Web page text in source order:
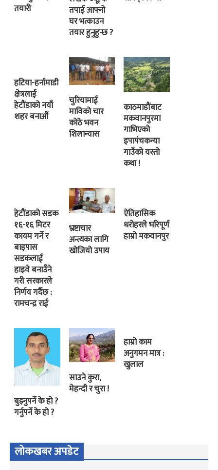
तयारी
तपाई आफ्नो
घर भत्काउन
तयार हुनुहुन्छ ?
हटिया-हर्नामाडी
क्षेत्रलाई
हेटौंडाको नयाँ
शहर बनाऔं
चुरियामाई
माविको चार
कोठे भवन
शिलान्यास
काठमाडौंबाट
मकवानपुरमा
गाभिएको
इपापंचकन्या
गाउँको यस्तो
कथा !
हेटौंडाको सडक
१६-१६ मिटर
कायम गर्ने र
बाइपास
सडकलाई
हाइवे बनाउँने
गरी सरकारले
निर्णय गर्दैछ :
रामचन्द्र राई
भ्रष्टाचार
अन्त्यका लागि
खोजियो उपाय
ऐतिहासिक
धरोहरले भरिपूर्ण
हाम्रो मकवानपुर
बुझ्नुपर्ने के हो ?
गर्नुपर्ने के हो ?
साउने कुरा,
मेहन्दी र चुरा !
हाम्रो काम
अनुगमन मात्र :
खुलाल
लोकखबर अपडेट